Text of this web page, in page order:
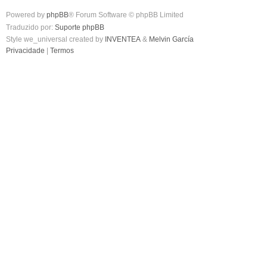
Powered by phpBB® Forum Software © phpBB Limited
Traduzido por: Suporte phpBB
Style we_universal created by INVENTEA & Melvin García
Privacidade
Termos